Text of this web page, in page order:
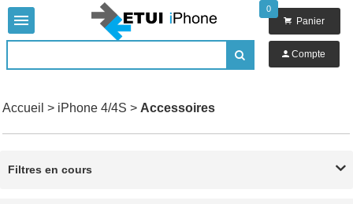


0
 Panier
 Compte
Accueil > iPhone 4/4S > Accessoires
Filtres en cours 